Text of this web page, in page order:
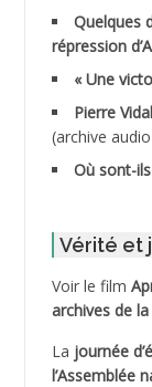
ADDALA
ADDANE
ADDECHE
ADELIOUAT
ADJANI
ADJAOUT
Quelques
répression
« Une
Pierre
(archive
Où sont-
Vérité et
Voir le film
archives de
La journée
l’Assemblée